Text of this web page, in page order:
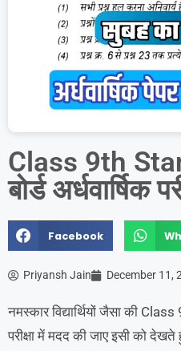
Class 9th
बोर्ड अर्धवार्षिक
Facebook
Priyansh Jain December 11,
नमस्कार विद्यार्थियों जैसा की
परीक्षा में मदद की जाए इसी को